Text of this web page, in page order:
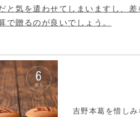
と気を遣わせてしまいますし、
で贈るのが良いでしょう。
吉野本葛を惜し